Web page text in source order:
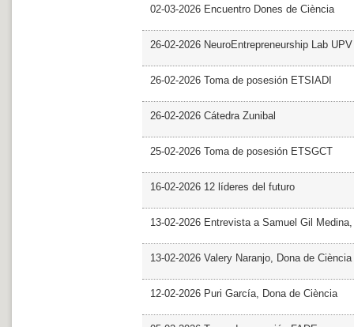
02-03-2026 Encuentro Dones de Ciència
26-02-2026 NeuroEntrepreneurship Lab UPV
26-02-2026 Toma de posesión ETSIADI
26-02-2026 Cátedra Zunibal
25-02-2026 Toma de posesión ETSGCT
16-02-2026 12 líderes del futuro
13-02-2026 Entrevista a Samuel Gil
13-02-2026 Valery Naranjo, Dona de Ciència
12-02-2026 Puri García, Dona de Ciència